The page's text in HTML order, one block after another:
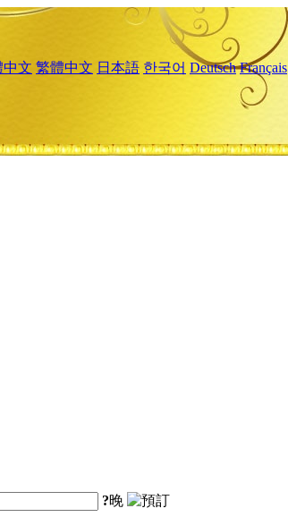
中文 繁體中文 日本語 한국어 Deutsch Français
?晚